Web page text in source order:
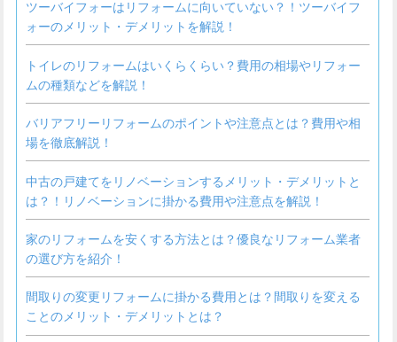
ツーバイフォーはリフォームに向いていない？！ツーバイフ
ォーのメリット・デメリットを解説！
トイレのリフォームはいくらくらい？費用の相場やリフォー
ムの種類などを解説！
バリアフリーリフォームのポイントや注意点とは？費用や相
場を徹底解説！
中古の戸建てをリノベーションするメリット・デメリットと
は？！リノベーションに掛かる費用や注意点を解説！
家のリフォームを安くする方法とは？優良なリフォーム業者
の選び方を紹介！
間取りの変更リフォームに掛かる費用とは？間取りを変える
ことのメリット・デメリットとは？